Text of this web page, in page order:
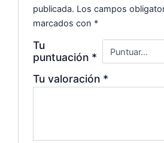
publicada. Los campos
marcados con *
Tu
puntuación *
Tu valoración *